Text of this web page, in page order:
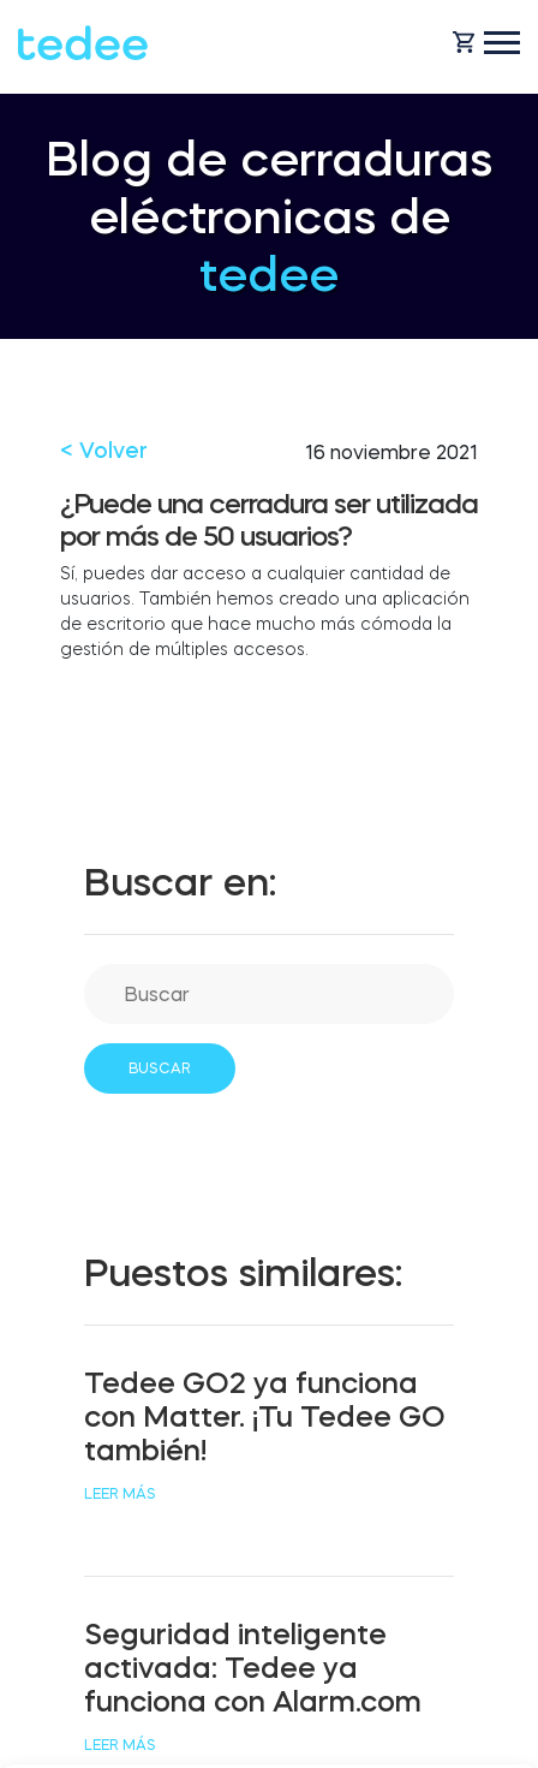
¿CÓMO FUNCIONA?
Casa
Empresa
Integraciones
PRODUCTOS
Tedee GO2
Tedee PRO
Accesorios hogar
Tedee Keypad PRO
Módulo de Smart Relé BleBox
BLOG
LOCALIZADOR DE TIENDAS
Blog de cerraduras
eléctronicas de
tedee
< Volver 16 noviembre 2021
¿Puede una cerradura ser utilizada
por más de 50 usuarios?
Sí, puedes dar acceso a cualquier cantidad de
usuarios. También hemos creado una aplicación
de escritorio que hace mucho más cómoda la
gestión de múltiples accesos.
Buscar en:
Puestos similares:
Tedee GO2 ya funciona
con Matter. ¡Tu Tedee GO
también!
LEER MÁS
Seguridad inteligente
activada: Tedee ya
funciona con Alarm.com
LEER MÁS